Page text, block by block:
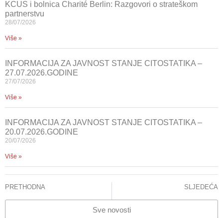
KCUS i bolnica Charité Berlin: Razgovori o strateškom
partnerstvu
28/07/2026
Više »
INFORMACIJA ZA JAVNOST STANJE CITOSTATIKA –
27.07.2026.GODINE
27/07/2026
Više »
INFORMACIJA ZA JAVNOST STANJE CITOSTATIKA –
20.07.2026.GODINE
20/07/2026
Više »
PRETHODNA SLJEDEĆA
Sve novosti